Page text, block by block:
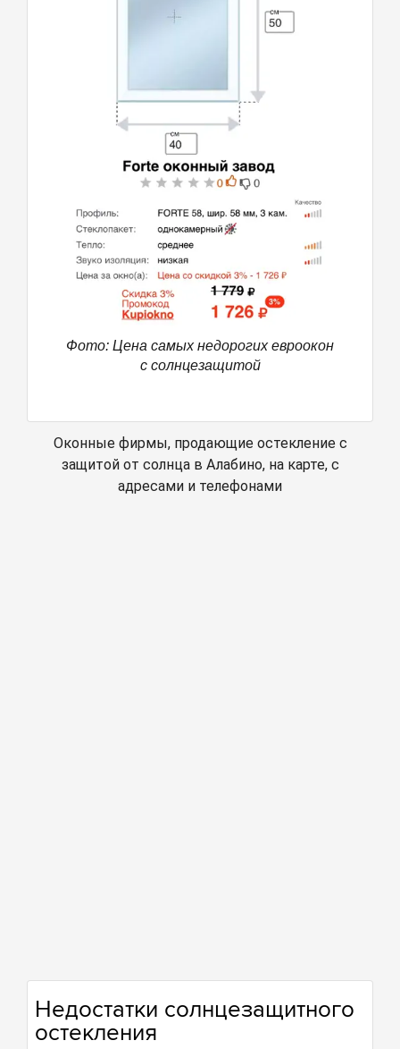
с этими товарищами. Вообще я обратился в эту
компанию, по рекомендации, люди которые ставили
обратное, а точнее совсем не так. И теперь даже не
знаю что думать, смотря на все рекламные лозунги
компании, в это не верится.
Фото: Цена самых недорогих евроокон
с солнцезащитой
Оконные фирмы, продающие остекление с
защитой от солнца в Алабино, на карте, с
адресами и телефонами
Недостатки солнцезащитного
остекления